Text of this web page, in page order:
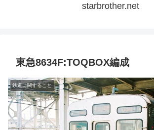
starbrother.net
東急8634F:TOQBOX編成
鉄道に関すること